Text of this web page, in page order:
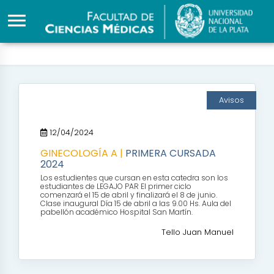
Avisos
12/04/2024
GINECOLOGÍA A | PRIMERA CURSADA
2024
Los estudientes que cursan en esta catedra son los
estudiantes de LEGAJO PAR El primer ciclo
comenzará el 15 de abril y finalizará el 8 de junio.
Clase inaugural Día 15 de abril a las 9.00 Hs. Aula del
pabellón académico Hospital San Martín.
Tello Juan Manuel